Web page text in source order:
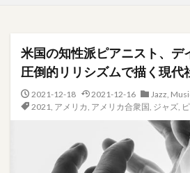
米国の知性派ピアニスト、デ
圧倒的リリシズムで描く現代
2021-12-18 2021-12-16 Jazz,
2021, アメリカ, アメリカ合衆国, ジャズ,